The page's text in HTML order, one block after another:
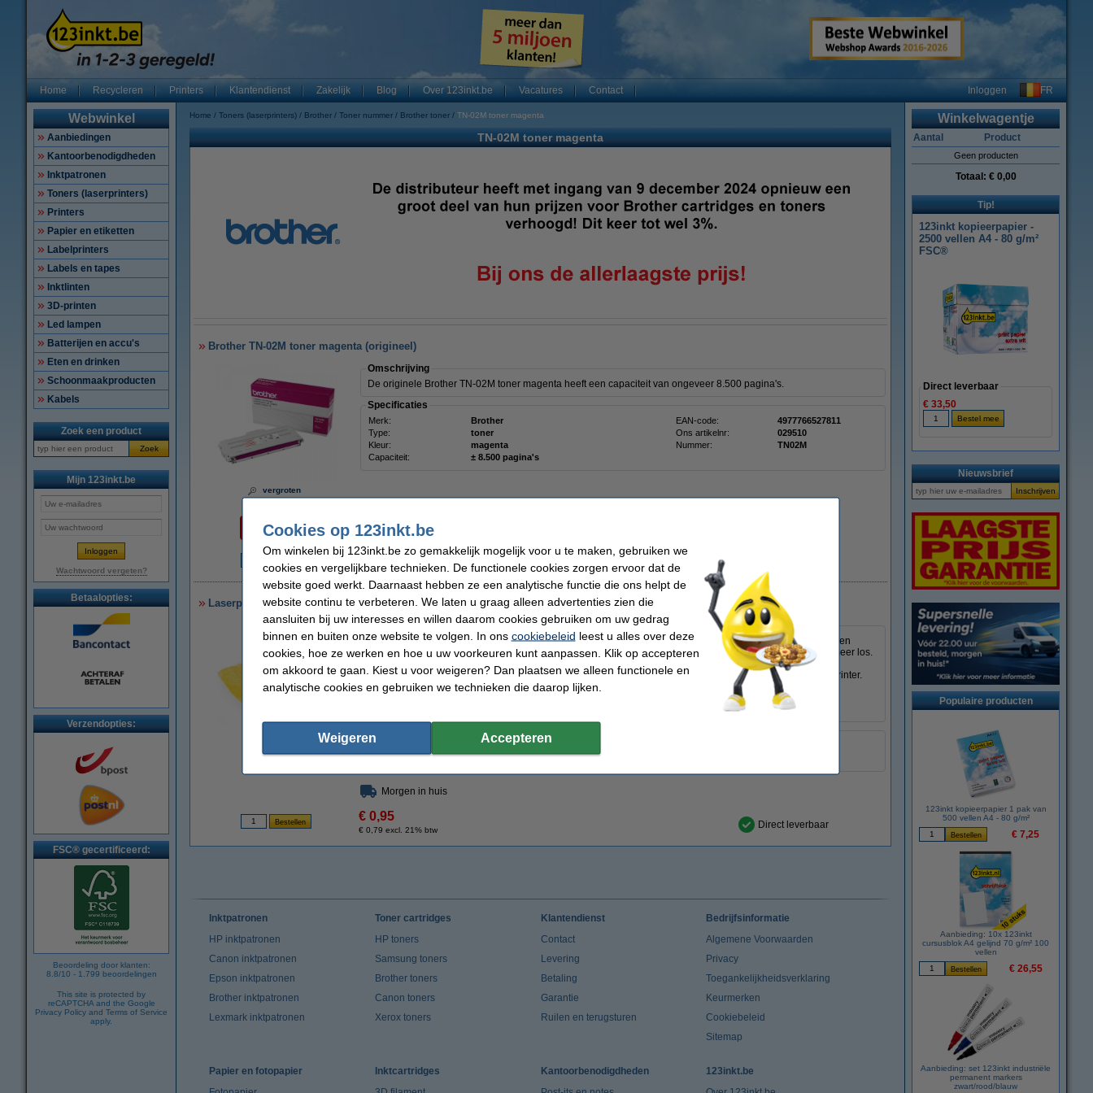
Home Recycleren Printers Klantendienst Zakelijk Blog Over 123inkt.be Vacatures Contact Inloggen FR
Webwinkel
Aanbiedingen
Kantoorbenodigdheden
Inktpatronen
Toners (laserprinters)
Printers
Papier en etiketten
Labelprinters
Labels en tapes
Inktlinten
3D-printen
Led lampen
Batterijen en accu's
Eten en drinken
Schoonmaakproducten
Kabels
Zoek een product
Zoek
Mijn 123inkt.be
Wachtwoord vergeten?
Betaalopties:
Verzendopties:
FSC® gecertificeerd:
Beoordeling door klanten:
8.8/10 - 1.799 beoordelingen
This site is protected by
reCAPTCHA and the Google
Privacy Policy and Terms of Service
apply.
Home Toners (laserprinters) Brother Toner nummer Brother toner TN-02M toner magenta
TN-02M toner magenta
Brother TN-02M toner magenta (origineel)
vergroten
Omschrijving
De originele Brother TN-02M toner magenta heeft een capaciteit van ongeveer 8.500 pagina's.
Specificaties
Merk: Brother EAN-code:
4977766527811
Type:
toner Ons artikelnr:
029510
Kleur:
magenta Nummer:
TN02M
Capaciteit:
± 8.500 pagina's
€ 0,023
€ 192,50
€ 159,09 excl. 21% btw
Laserprinter reinigingsdoek
Omschrijving
Deze tonerdoek trekt tonerpoeder als een magneet aan en houdt het in de vezels vast. In tegenstelling tot een
gewone stofdoek, die het poeder alleen verspreidt of zelfs doet opwaaien, laat deze doek het poeder niet meer los.
Zelfs de kleinste tonerdeeltjes blijven plakken. Voorkom dat het lastig te verwijderen poeder op uw handen
terechtkomt. De tonerlap kan ook worden gebruikt voor het schoonmaken van de binnenkant van de laserprinter.
Voor het beste resultaat dient u de doek voor gebruik in beide richtingen op te rekken.
Type: tonerdoek
Afmetingen:
43 x 32 cm (LxB)
Morgen in huis
€ 0,95
€ 0,79 excl. 21% btw Direct leverbaar
Winkelwagentje
Aantal Product
Geen producten
Totaal: € 0,00
Tip!
123inkt kopieerpapier -
2500 vellen A4 - 80 g/m²
FSC®
Direct leverbaar
€ 33,50
Nieuwsbrief
Populaire producten
123inkt kopieerpapier 1 pak van
500 vellen A4 - 80 g/m²
€ 7,25
Aanbieding: 10x 123inkt
cursusblok A4 gelijnd 70 g/m² 100
vellen
€ 26,55
Aanbieding: set 123inkt industriële
permanent markers
zwart/rood/blauw
Inktpatronen
HP inktpatronen
Canon inktpatronen
Epson inktpatronen
Brother inktpatronen
Lexmark inktpatronen
Toner cartridges
HP toners
Samsung toners
Brother toners
Canon toners
Xerox toners
Klantendienst
Contact
Levering
Betaling
Garantie
Ruilen en terugsturen
Bedrijfsinformatie
Algemene Voorwaarden
Privacy
Toegankelijkheidsverklaring
Keurmerken
Cookiebeleid
Sitemap
Papier en fotopapier
Inktcartridges
Kantoorbenodigdheden
123inkt.be
Cookies op 123inkt.be
Om winkelen bij 123inkt.be zo gemakkelijk mogelijk voor u te maken, gebruiken we
cookies en vergelijkbare technieken. De functionele cookies zorgen ervoor dat de
website goed werkt. Daarnaast hebben ze een analytische functie die ons helpt de
website continu te verbeteren. We laten u graag alleen advertenties zien die
aansluiten bij uw interesses en willen daarom cookies gebruiken om uw gedrag
binnen en buiten onze website te volgen. In ons cookiebeleid leest u alles over deze
cookies, hoe ze werken en hoe u uw voorkeuren kunt aanpassen. Klik op accepteren
om akkoord te gaan. Kiest u voor weigeren? Dan plaatsen we alleen functionele en
analytische cookies en gebruiken we technieken die daarop lijken.
Weigeren Accepteren